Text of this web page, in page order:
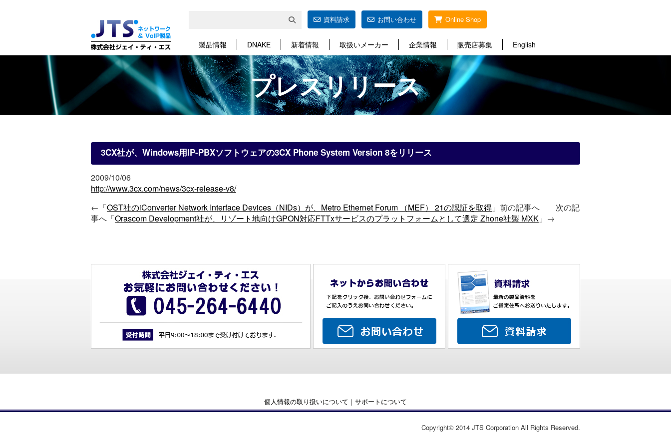
資料請求 お問い合わせ Online Shop
製品情報 DNAKE 新着情報 取扱いメーカー 企業情報 販売店募集 English
プレスリリース
3CX社が、Windows用IP-PBXソフトウェアの3CX Phone System Version 8をリリース
2009/10/06
http://www.3cx.com/news/3cx-release-v8/
←「OST社のiConverter Network Interface Devices（NIDs）が、Metro Ethernet Forum （MEF） 21の認証を取得 」前の記事へ 次の記
事へ「Orascom Development社が、リゾート地向けGPON対応FTTxサービスのプラットフォームとして選定 Zhone社製 MXK 」→
個人情報の取り扱いについて ｜ サポートについて
Copyright© 2014 JTS Corporation All Rights Reserved.